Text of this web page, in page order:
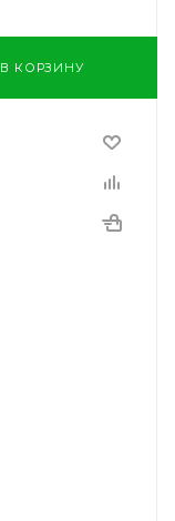
В КОРЗИНУ